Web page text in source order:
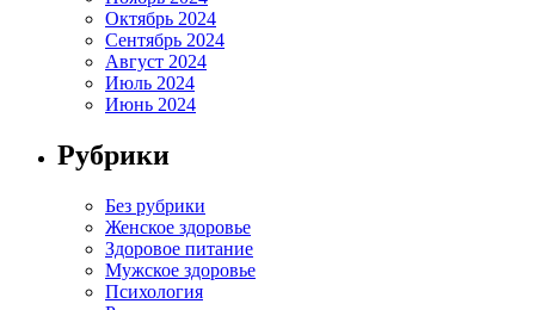
Октябрь 2024
Сентябрь 2024
Август 2024
Июль 2024
Июнь 2024
Рубрики
Без рубрики
Женское здоровье
Здоровое питание
Мужское здоровье
Психология